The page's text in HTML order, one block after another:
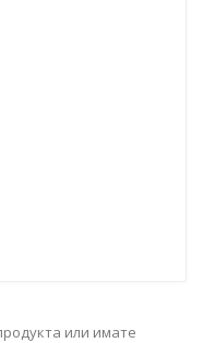
или имате